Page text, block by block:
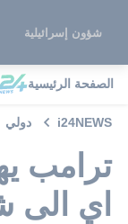
شؤون إسرائيلية
الصفحة الرئيسية
i24NEWS دولي
ترامب
اي الى